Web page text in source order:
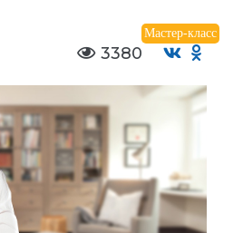
Мастер-класс
3380